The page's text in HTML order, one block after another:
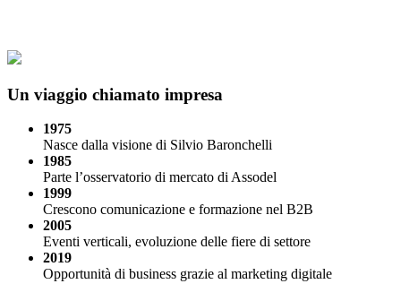
Un viaggio chiamato impresa
1975
Nasce dalla visione di Silvio Baronchelli
1985
Parte l’osservatorio di mercato di Assodel
1999
Crescono comunicazione e formazione nel B2B
2005
Eventi verticali, evoluzione delle fiere di settore
2019
Opportunità di business grazie al marketing digitale